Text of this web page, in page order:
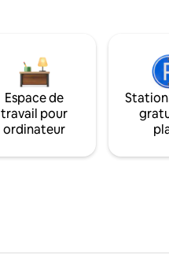
Espace de
travail pour
ordinateur